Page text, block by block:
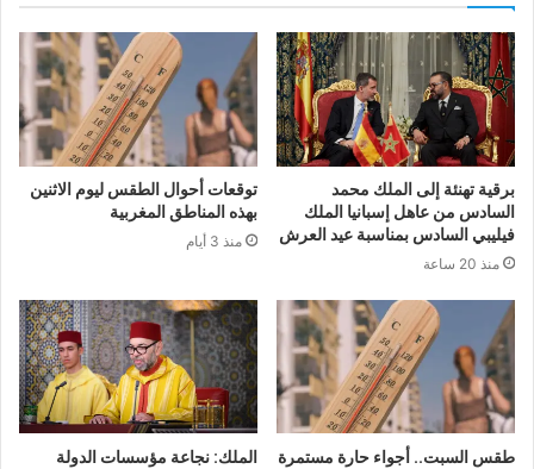
برقية تهنئة إلى الملك محمد
السادس من عاهل إسبانيا الملك
فيليبي السادس بمناسبة عيد العرش
منذ 20 ساعة
توقعات أحوال الطقس ليوم الاثنين
بهذه المناطق المغربية
منذ 3 أيام
طقس السبت.. أجواء حارة مستمرة
الملك: نجاعة مؤسسات الدولة